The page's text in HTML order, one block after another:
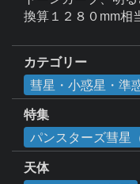
換算１２８０mm相
カテゴリー
彗星・小惑星・準
特集
パンスターズ彗星
天体